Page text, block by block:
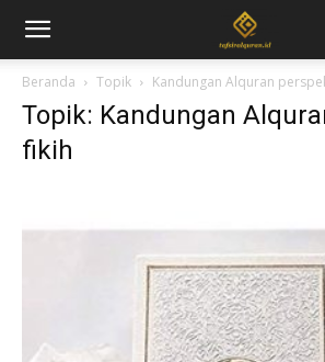
Beranda Topik Kandungan Alquran
Topik: Kandungan
fikih